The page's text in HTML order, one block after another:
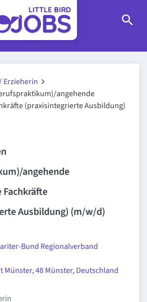
Erzieherin
angehende
(praxisintegrierte Ausbildung)
angehende
Fachkräfte
Ausbildung) (m/w/d)
Bund Regionalverband
Münster, 48 Münster, Deutschland